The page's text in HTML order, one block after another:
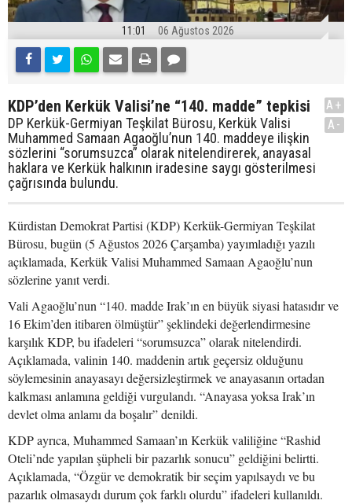
11:01 06 Ağustos 2026
KDP’den Kerkük Valisi’ne “140. madde” tepkisi
DP Kerkük-Germiyan Teşkilat Bürosu, Kerkük Valisi
Muhammed Samaan Agaoğlu’nun 140. maddeye ilişkin
sözlerini “sorumsuzca” olarak nitelendirerek, anayasal
haklara ve Kerkük halkının iradesine saygı gösterilmesi
çağrısında bulundu.
A+
A-
Kürdistan Demokrat Partisi (KDP) Kerkük-Germiyan Teşkilat
Bürosu, bugün (5 Ağustos 2026 Çarşamba) yayımladığı yazılı
açıklamada, Kerkük Valisi Muhammed Samaan Agaoğlu’nun
sözlerine yanıt verdi.
Vali Agaoğlu’nun “140. madde Irak’ın en büyük siyasi hatasıdır ve
16 Ekim’den itibaren ölmüştür” şeklindeki değerlendirmesine
karşılık KDP, bu ifadeleri “sorumsuzca” olarak nitelendirdi.
Açıklamada, valinin 140. maddenin artık geçersiz olduğunu
söylemesinin anayasayı değersizleştirmek ve anayasanın ortadan
kalkması anlamına geldiği vurgulandı. “Anayasa yoksa Irak’ın
devlet olma anlamı da boşalır” denildi.
KDP ayrıca, Muhammed Samaan’ın Kerkük valiliğine “Rashid
Oteli’nde yapılan şüpheli bir pazarlık sonucu” geldiğini belirtti.
Açıklamada, “Özgür ve demokratik bir seçim yapılsaydı ve bu
pazarlık olmasaydı durum çok farklı olurdu” ifadeleri kullanıldı.